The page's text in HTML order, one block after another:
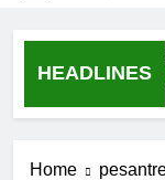
HEADLINES
Calon Jemaah
Home